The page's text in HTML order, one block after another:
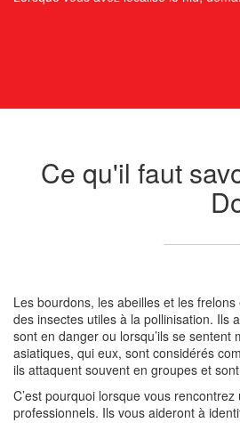
Ce qu'il faut
Les bourdons, les abeilles et les
des insectes utiles à la pollinisation. Ils
sont en danger ou lorsqu’ils se sentent
asiatiques, qui eux, sont considérés
ils attaquent souvent en groupes et
C’est pourquoi lorsque vous
professionnels. Ils vous aideront à